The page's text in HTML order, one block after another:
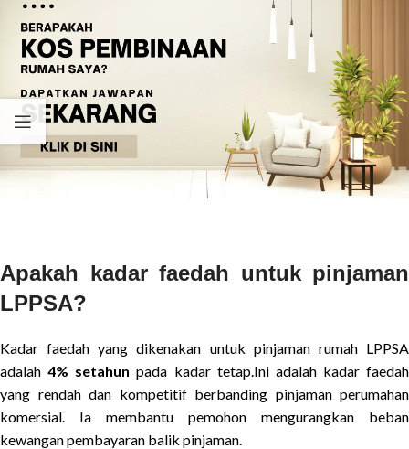
Apakah kadar faedah untuk pinjaman
LPPSA?
Kadar faedah yang dikenakan untuk pinjaman rumah LPPSA
adalah4% setahun pada kadar tetap.Ini adalah kadar faedah
yang rendah dan kompetitif berbanding pinjaman perumahan
komersial. Ia membantu pemohon mengurangkan beban
kewangan pembayaran balik pinjaman.